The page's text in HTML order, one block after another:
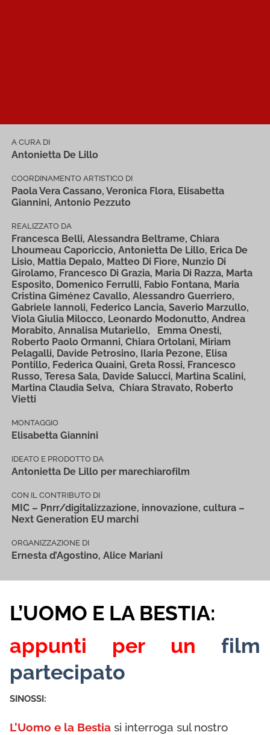
A CURA DI
Antonietta De Lillo
COORDINAMENTO ARTISTICO DI
Paola Vera Cassano, Veronica Flora, Elisabetta
Giannini, Antonio Pezzuto
REALIZZATO DA
Francesca Belli, Alessandra Beltrame, Chiara
Lhoumeau Caporiccio, Antonietta De Lillo, Erica De
Lisio, Mattia Depalo, Matteo Di Fiore, Nunzio Di
Girolamo, Francesco Di Grazia, Maria Di Razza, Marta
Esposito, Domenico Ferrulli, Fabio Fontana, Maria
Cristina Giménez Cavallo, Alessandro Guerriero,
Gabriele Iannoli, Federico Lancia, Saverio Marzullo,
Viola Giulia Milocco, Leonardo Modonutto, Andrea
Morabito, Annalisa Mutariello, Emma Onesti,
Roberto Paolo Ormanni, Chiara Ortolani, Miriam
Pelagalli, Davide Petrosino, Ilaria Pezone, Elisa
Pontillo, Federica Quaini, Greta Rossi, Francesco
Russo, Teresa Sala, Davide Salucci, Martina Scalini,
Martina Claudia Selva, Chiara Stravato, Roberto
Vietti
MONTAGGIO
Elisabetta Giannini
IDEATO E PRODOTTO DA
Antonietta De Lillo per marechiarofilm
CON IL CONTRIBUTO DI
MIC – Pnrr/digitalizzazione, innovazione, cultura –
Next Generation EU marchi
ORGANIZZAZIONE DI
Ernesta d’Agostino, Alice Mariani
L’UOMO E LA BESTIA:
appunti per un film
partecipato
SINOSSI:
L’Uomo e la Bestia si interroga sul nostro